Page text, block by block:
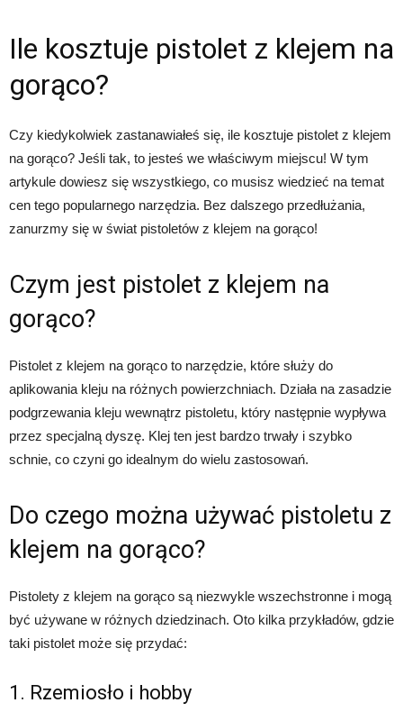
Ile kosztuje pistolet z klejem na
gorąco?
Czy kiedykolwiek zastanawiałeś się, ile kosztuje pistolet z klejem
na gorąco? Jeśli tak, to jesteś we właściwym miejscu! W tym
artykule dowiesz się wszystkiego, co musisz wiedzieć na temat
cen tego popularnego narzędzia. Bez dalszego przedłużania,
zanurzmy się w świat pistoletów z klejem na gorąco!
Czym jest pistolet z klejem na
gorąco?
Pistolet z klejem na gorąco to narzędzie, które służy do
aplikowania kleju na różnych powierzchniach. Działa na zasadzie
podgrzewania kleju wewnątrz pistoletu, który następnie wypływa
przez specjalną dyszę. Klej ten jest bardzo trwały i szybko
schnie, co czyni go idealnym do wielu zastosowań.
Do czego można używać pistoletu z
klejem na gorąco?
Pistolety z klejem na gorąco są niezwykle wszechstronne i mogą
być używane w różnych dziedzinach. Oto kilka przykładów, gdzie
taki pistolet może się przydać:
1. Rzemiosło i hobby